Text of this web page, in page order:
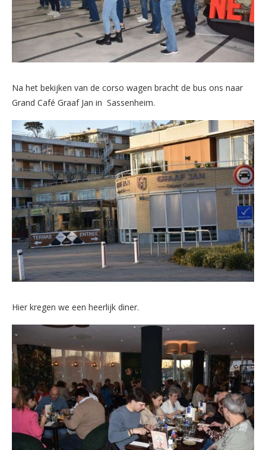
Na het bekijken van de corso wagen bracht de bus ons naar
Grand Café Graaf Jan in Sassenheim.
Hier kregen we een heerlijk diner.